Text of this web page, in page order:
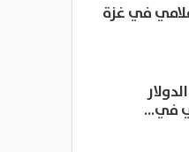
في غزة
في…